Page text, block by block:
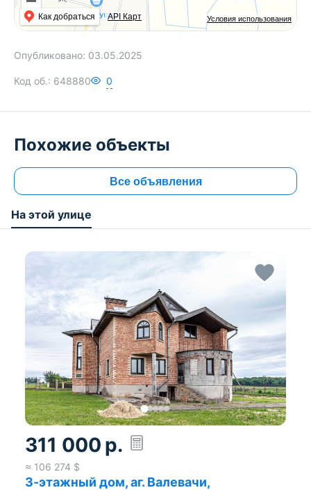
Условия использования
Как добраться API Карт
Опубликовано: 03.05.2025
Код об.: 648880 0
Похожие объекты
Все объявления
На этой улице
311 000 р.
≈ 106 274 $
3-этажный дом, аг. Валевачи,